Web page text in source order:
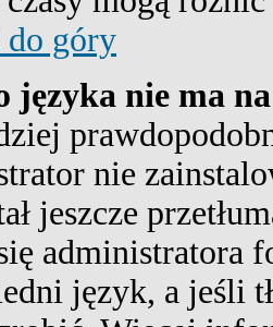
góry
języka nie ma
nie
jeszcze
administratora
język, a jeśli